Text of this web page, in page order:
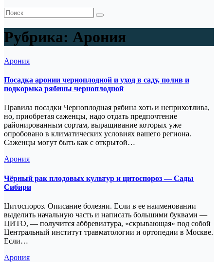
Рубрика: Арония
Арония
Посадка аронии черноплодной и уход в саду, полив и
подкормка рябины черноплодной
Правила посадки Черноплодная рябина хоть и неприхотлива,
но, приобретая саженцы, надо отдать предпочтение
районированным сортам, выращивание которых уже
опробовано в климатических условиях вашего региона.
Саженцы могут быть как с открытой…
Арония
Чёрный рак плодовых культур и цитоспороз — Сады
Сибири
Цитоспороз. Описание болезни. Если в ее наименовании
выделить начальную часть и написать большими буквами —
ЦИТО, — получится аббревиатура, «скрывающая» под собой
Центральный институт травматологии и ортопедии в Москве.
Если…
Арония